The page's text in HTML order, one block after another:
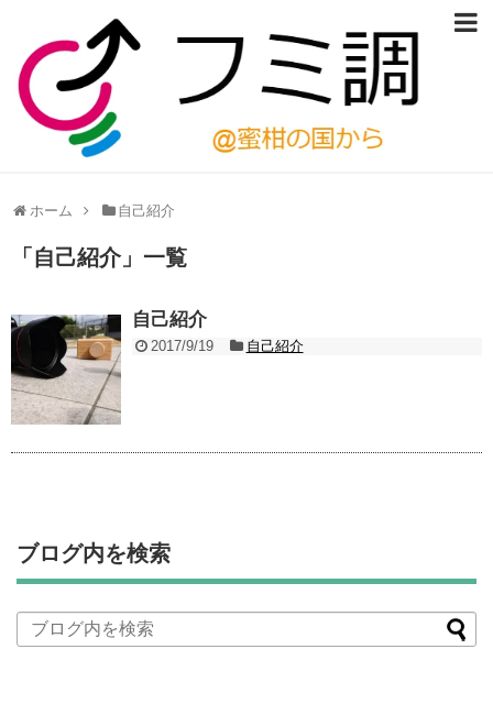
ホーム 自己紹介
「 自己紹介」 一覧
自己紹介
2017/9/19 自己紹介
ブログ内を検索